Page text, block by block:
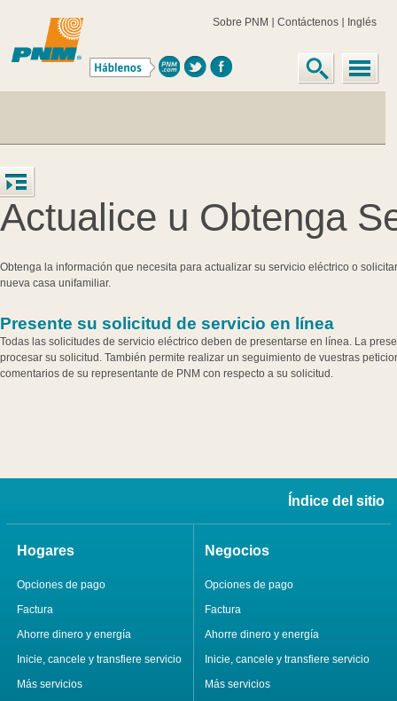
Sobre PNM Contáctenos Inglés
Actualice u Obtenga
Obtenga la información que necesita para actualizar su servicio eléctrico o
nueva casa unifamiliar.
Presente su solicitud de servicio en línea
Todas las solicitudes de servicio eléctrico deben de presentarse en línea. La
procesar su solicitud. También permite realizar un seguimiento de vuestras
comentarios de su representante de PNM con respecto a su solicitud.
Índice del sitio
Hogares
Opciones de pago
Factura
Ahorre dinero y energía
Inicie, cancele y transfiere servicio
Más servicios
Negocios
Opciones de pago
Factura
Ahorre dinero y energía
Inicie, cancele y transfiere servicio
Más servicios